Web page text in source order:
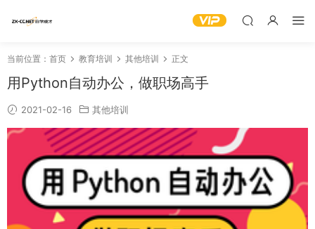
当前位置： 首页 教育培训 其他培训 正文
用Python自动办公，做职场高手
2021-02-16 其他培训